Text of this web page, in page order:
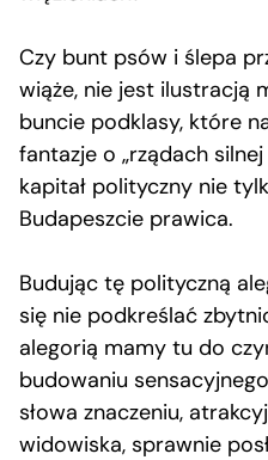
Czy bunt psów i ślepa
wiąże, nie jest ilustracją
buncie podklasy, które
fantazje o „rządach
kapitał polityczny nie
Budapeszcie prawica.
Budując tę polityczną
się nie podkreślać
alegorią mamy tu do
budowaniu
słowa znaczeniu,
widowiska, sprawnie